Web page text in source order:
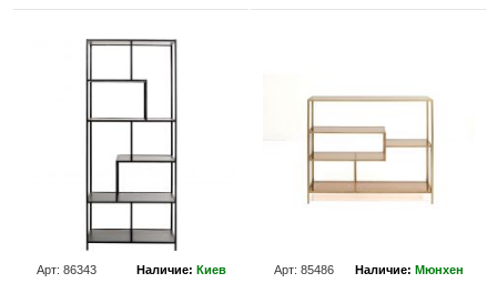
Арт: 86343 Наличие: Киев Арт: 85486 Наличие: Мюнхен